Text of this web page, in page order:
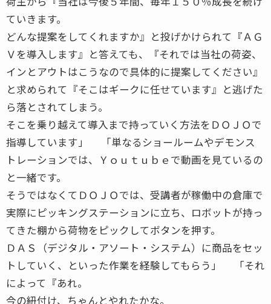
ていきます。
どんな提案をしてくれますか』と投げかけられて『ＡＧ
Ｖを導入します』と答えても、『それでは当社の荷姿、
インとアウトはこうなので具体的に提案してください』
と求められて『そこはギークに任せています』と逃げた
ら落とされてしまう。
そこを乗り越えて導入まで持っていく方法をＤＯＪＯで
指導しています」 「単なるショールームやデモンス
トレーションでは、Ｙｏｕｔｕｂｅで動画を見ているの
と一緒です。
そうではなくてＤＯＪＯでは、受講者が稼働中の倉庫で
実際にピッキングステーションに立ち、ロボットが持っ
てきた棚から荷物をピックしてボタンを押す。
ＤＡＳ（デジタル・アソート・システム）に商品をセッ
トしていく、といった作業を経験してもらう」 「それ
によって『あれ。
今の紐付け、ちゃんとやれたかな。